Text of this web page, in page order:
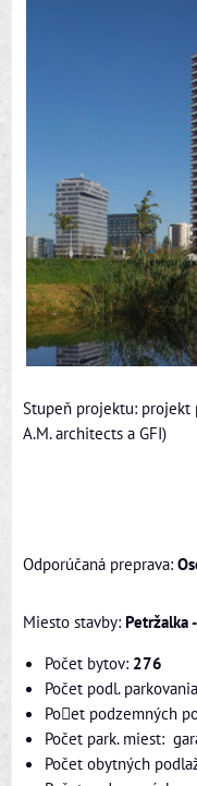
Stupeň projektu: projekt
A.M. architects a GFI)
Miesto stavby: Petržalka
Počet bytov: 276
Počet podl.
Poet podzemných
Počet park. miest:
Počet obytných